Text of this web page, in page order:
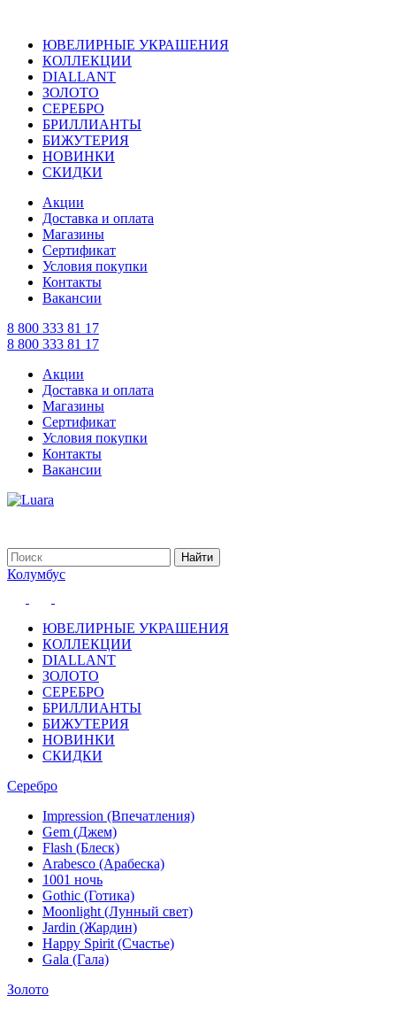
ЮВЕЛИРНЫЕ УКРАШЕНИЯ
КОЛЛЕКЦИИ
DIALLANT
ЗОЛОТО
СЕРЕБРО
БРИЛЛИАНТЫ
БИЖУТЕРИЯ
НОВИНКИ
СКИДКИ
Акции
Доставка и оплата
Магазины
Сертификат
Условия покупки
Контакты
Вакансии
8 800 333 81 17
8 800 333 81 17
Акции
Доставка и оплата
Магазины
Сертификат
Условия покупки
Контакты
Вакансии
Колумбус
ЮВЕЛИРНЫЕ УКРАШЕНИЯ
КОЛЛЕКЦИИ
DIALLANT
ЗОЛОТО
СЕРЕБРО
БРИЛЛИАНТЫ
БИЖУТЕРИЯ
НОВИНКИ
СКИДКИ
Серебро
Impression (Впечатления)
Gem (Джем)
Flash (Блеск)
Arabesco (Арабеска)
1001 ночь
Gothic (Готика)
Moonlight (Лунный свет)
Jardin (Жардин)
Happy Spirit (Счастье)
Gala (Гала)
Золото